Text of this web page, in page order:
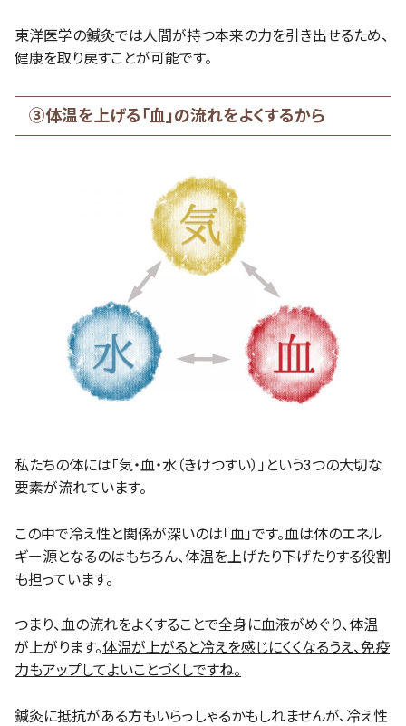
東洋医学の鍼灸では人間が持つ本来の力を引き出せるため、
健康を取り戻すことが可能です。
③体温を上げる「血」の流れをよくするから
私たちの体には「気・血・水（きけつすい）」という3つの大切な
要素が流れています。
この中で冷え性と関係が深いのは「血」です。血は体のエネル
ギー源となるのはもちろん、体温を上げたり下げたりする役割
も担っています。
つまり、血の流れをよくすることで全身に血液がめぐり、体温
が上がります。体温が上がると冷えを感じにくくなるうえ、免疫
力もアップしてよいことづくしですね。
鍼灸に抵抗がある方もいらっしゃるかもしれませんが、冷え性